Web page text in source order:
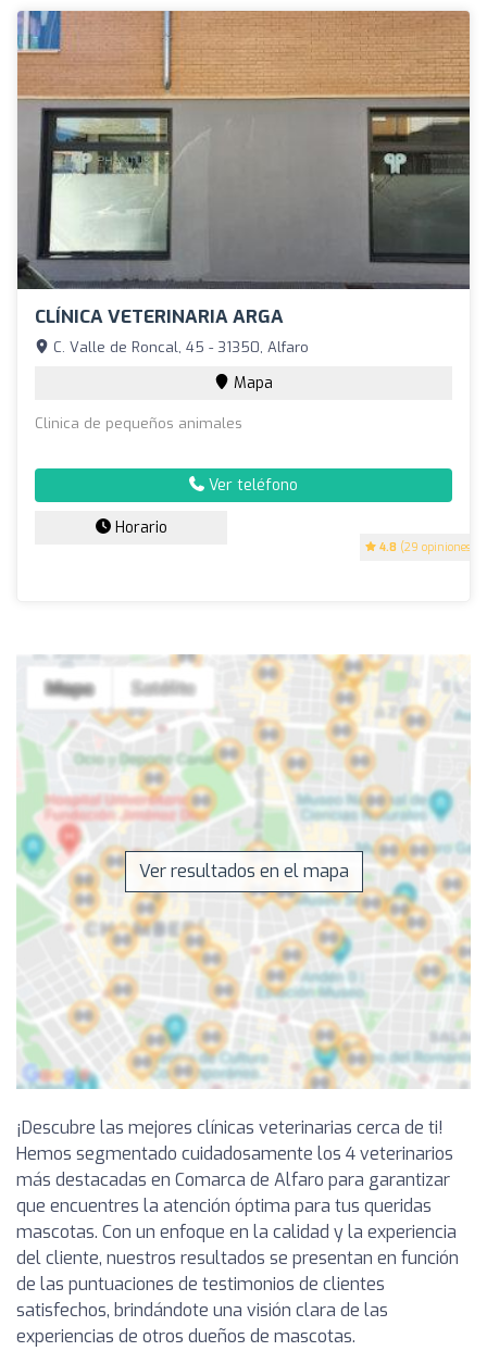
CLÍNICA VETERINARIA ARGA
4.8 (29 opiniones)
C. Valle de Roncal, 45 - 31350, Alfaro
Mapa
Clinica de pequeños animales
Ver teléfono
Horario
Ver resultados en el mapa
¡Descubre las mejores clínicas veterinarias cerca de ti!
Hemos segmentado cuidadosamente los 4 veterinarios
más destacadas en Comarca de Alfaro para garantizar
que encuentres la atención óptima para tus queridas
mascotas. Con un enfoque en la calidad y la experiencia
del cliente, nuestros resultados se presentan en función
de las puntuaciones de testimonios de clientes
satisfechos, brindándote una visión clara de las
experiencias de otros dueños de mascotas.